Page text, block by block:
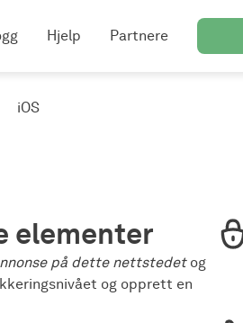
Hjelp Partnere
iOS
elementer
på dette nettstedetog
og opprett en